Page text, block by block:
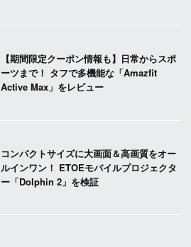
【期間限定クーポン情報も】日常からスポ
ーツまで！ タフで多機能な「Amazfit
Active Max」をレビュー
コンパクトサイズに大画面＆高画質をオー
ルインワン！ ETOEモバイルプロジェクタ
ー「Dolphin 2」を検証